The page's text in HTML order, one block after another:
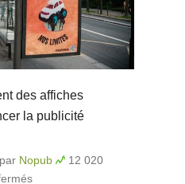
des affiches
la publicité
par Nopub
12 020